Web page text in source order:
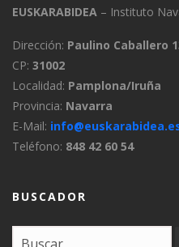
EUSKARABIDEA – Instituto
Dirección: Paulino Caballero
CP: 31002
Localidad: Pamplona/Iruña
Provincia: Navarra
E-Mail:
Teléfono: 848 42 60 54
BUSCADOR